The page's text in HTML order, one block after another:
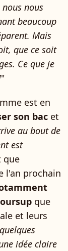
nous
beaucoup
Mais
que ce soit
Ce que je
"
est en
son bac et
au bout de
est
que
l'an prochain
que
et leurs
idée claire